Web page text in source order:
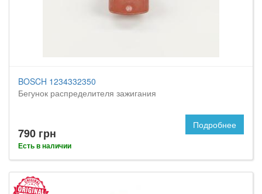
BOSCH 1234332350
Бегунок распределителя зажигания
790 грн
Есть в наличии
Подробнее